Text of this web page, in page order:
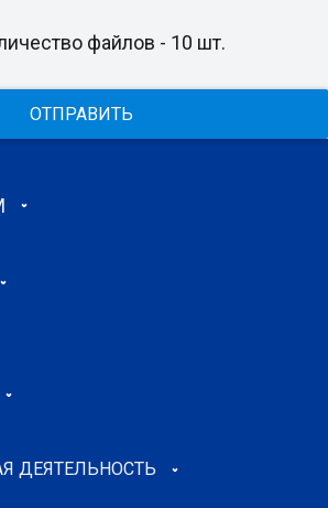
файлов - 10 шт.
ОТПРАВИТЬ
ДЕЯТЕЛЬНОСТЬ